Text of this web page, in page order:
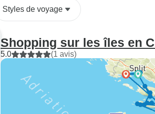
Styles de voyage
Shopping sur les îles en
5.0 (1 avis)